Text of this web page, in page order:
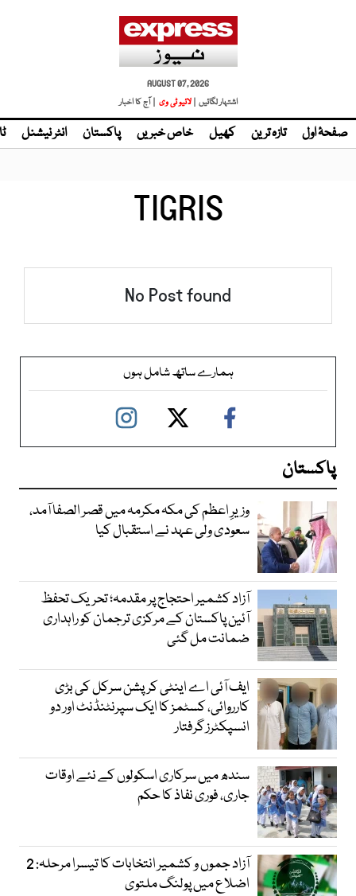
AUGUST 07, 2026
اشتہار لگائیں | لائیو ٹی وی | آج کا اخبار
صفحۂ اول تازہ ترین کھیل خاص خبریں پاکستان انٹر نیشنل
TIGRIS
No Post found
ہمارے ساتھ شامل ہوں
پاکستان
وزیرِ اعظم کی مکہ مکرمہ میں قصر الصفا آمد،
سعودی ولی عہد نے استقبال کیا
آزاد کشمیر احتجاج پر مقدمہ؛ تحریک تحفظ
آئین پاکستان کے مرکزی ترجمان کو راہداری
ضمانت مل گئی
ایف آئی اے اینٹی کرپشن سرکل کی بڑی
کارروائی، کسٹمز کا ایک سپرنٹنڈنٹ اور دو
انسپکٹرز گرفتار
سندھ میں سرکاری اسکولوں کے نئے اوقات
جاری، فوری نفاذ کا حکم
آزاد جموں و کشمیر انتخابات کا تیسرا مرحلہ: 2
اضلاع میں پولنگ ملتوی